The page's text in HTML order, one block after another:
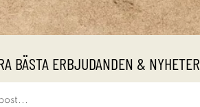
BÄSTA ERBJUDANDEN & NYHETER